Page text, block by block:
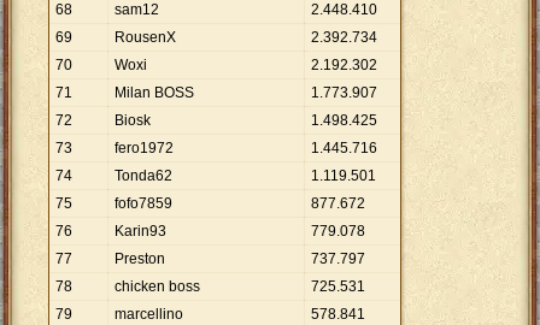
68
sam12 2.448.410
69
RousenX 2.392.734
70
Woxi 2.192.302
71
Milan BOSS 1.773.907
72
Biosk 1.498.425
73
fero1972 1.445.716
74
Tonda62 1.119.501
75
fofo7859 877.672
76
Karin93 779.078
77
Preston 737.797
78
chicken boss 725.531
79
marcellino 578.841